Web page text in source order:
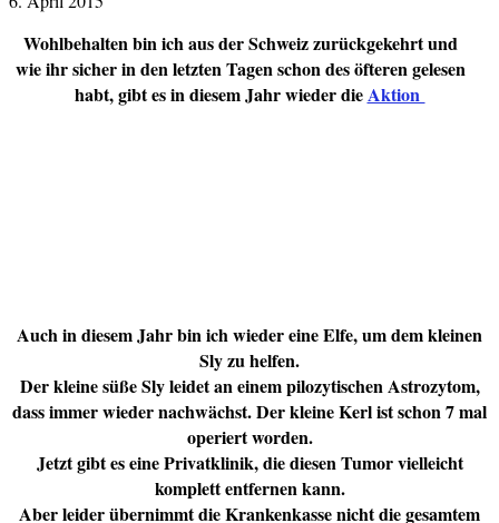
Wohlbehalten bin ich aus der Schweiz zurückgekehrt und
wie ihr sicher in den letzten Tagen schon des öfteren gelesen
habt, gibt es in diesem Jahr wieder dieAktion
Auch in diesem Jahr bin ich wieder eine Elfe, um dem kleinen
Sly zu helfen.
Der kleine süße Sly leidet an einem pilozytischen Astrozytom,
dass immer wieder nachwächst. Der kleine Kerl ist schon 7 mal
operiert worden.
Jetzt gibt es eine Privatklinik, die diesen Tumor vielleicht
komplett entfernen kann.
Aber leider übernimmt die Krankenkasse nicht die gesamtem